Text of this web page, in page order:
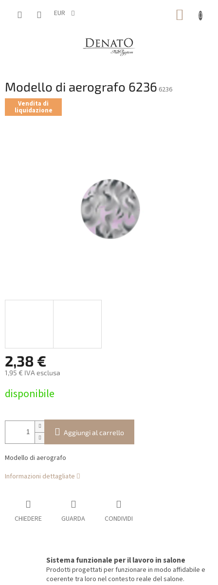
EUR
Modello di aerografo 6236 6236
Vendita di
liquidazione
2,38 €
1,95 € IVA esclusa
della
disponibile
Aggiungi al carrello
Modello di aerografo
Informazioni dettagliate
CHIEDERE GUARDA CONDIVIDI
Sistema funzionale per il lavoro in salone
Prodotti progettati per funzionare in modo affidabile e
coerente tra loro nel contesto reale del salone.